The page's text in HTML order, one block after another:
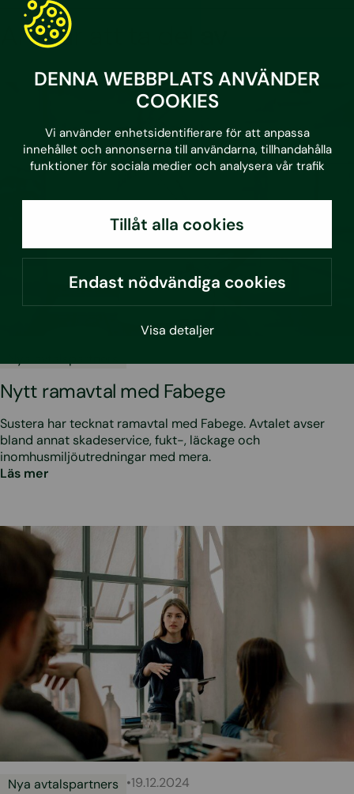
DENNA WEBBPLATS ANVÄNDER
COOKIES
Vi använder enhetsidentifierare för att anpassa
innehållet och annonserna till användarna, tillhandahålla
funktioner för sociala medier och analysera vår trafik
Tillåt alla cookies
Endast nödvändiga cookies
Visa detaljer
Artiklar att ta del av
Nytt ramavtal med Fabege
Sustera har tecknat ramavtal med Fabege. Avtalet avser
bland annat skadeservice, fukt-, läckage och
inomhusmiljöutredningar med mera.
Läs mer
Nya avtalspartners •19.12.2024